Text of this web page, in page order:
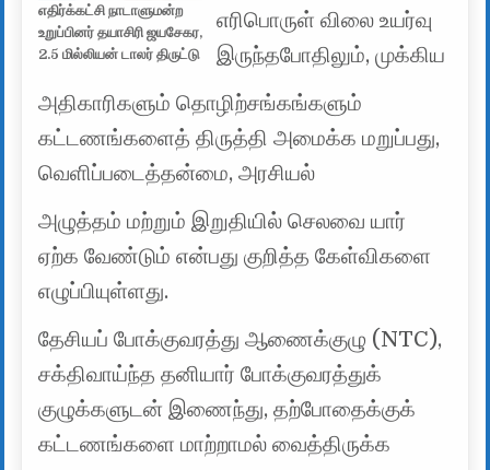
எதிர்க்கட்சி நாடாளுமன்ற
உறுப்பினர் தயாசிரி ஜயசேகர,
2.5 மில்லியன் டாலர் திருட்டு
எரிபொருள் விலை உயர்வு
இருந்தபோதிலும், முக்கிய
அதிகாரிகளும் தொழிற்சங்கங்களும்
கட்டணங்களைத் திருத்தி அமைக்க மறுப்பது,
வெளிப்படைத்தன்மை, அரசியல்
அழுத்தம் மற்றும் இறுதியில் செலவை யார்
ஏற்க வேண்டும் என்பது குறித்த கேள்விகளை
எழுப்பியுள்ளது.
தேசியப் போக்குவரத்து ஆணைக்குழு (NTC),
சக்திவாய்ந்த தனியார் போக்குவரத்துக்
குழுக்களுடன் இணைந்து, தற்போதைக்குக்
கட்டணங்களை மாற்றாமல் வைத்திருக்க